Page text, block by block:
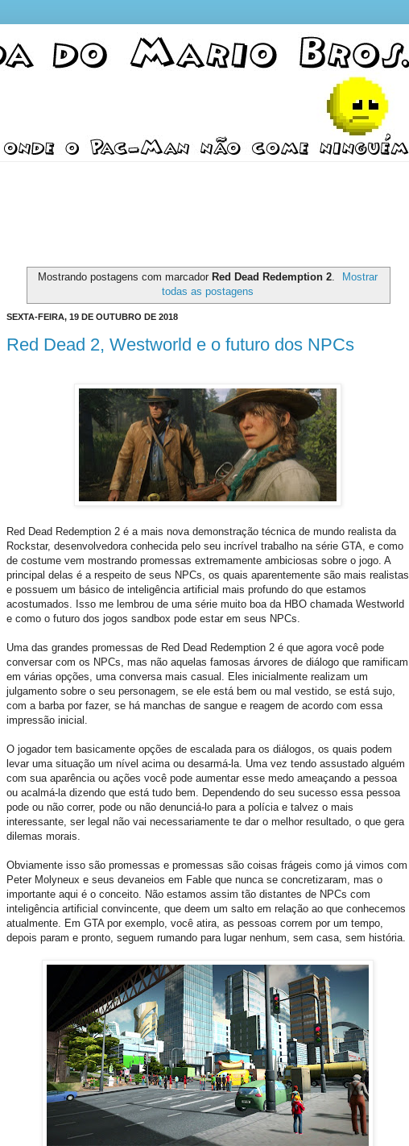
Mostrando postagens com marcador Red Dead Redemption 2.
Mostrar
todas as postagens
SEXTA-FEIRA, 19 DE OUTUBRO DE 2018
Red Dead 2, Westworld e o futuro dos NPCs
Red Dead Redemption 2 é a mais nova demonstração técnica de mundo realista da
Rockstar, desenvolvedora conhecida pelo seu incrível trabalho na série GTA, e como
de costume vem mostrando promessas extremamente ambiciosas sobre o jogo. A
principal delas é a respeito de seus NPCs, os quais aparentemente são mais realistas
e possuem um básico de inteligência artificial mais profundo do que estamos
acostumados. Isso me lembrou de uma série muito boa da HBO chamada Westworld
e como o futuro dos jogos sandbox pode estar em seus NPCs.
Uma das grandes promessas de Red Dead Redemption 2 é que agora você pode
conversar com os NPCs, mas não aquelas famosas árvores de diálogo que ramificam
em várias opções, uma conversa mais casual. Eles inicialmente realizam um
julgamento sobre o seu personagem, se ele está bem ou mal vestido, se está sujo,
com a barba por fazer, se há manchas de sangue e reagem de acordo com essa
impressão inicial.
O jogador tem basicamente opções de escalada para os diálogos, os quais podem
levar uma situação um nível acima ou desarmá-la. Uma vez tendo assustado alguém
com sua aparência ou ações você pode aumentar esse medo ameaçando a pessoa
ou acalmá-la dizendo que está tudo bem. Dependendo do seu sucesso essa pessoa
pode ou não correr, pode ou não denunciá-lo para a polícia e talvez o mais
interessante, ser legal não vai necessariamente te dar o melhor resultado, o que gera
dilemas morais.
Obviamente isso são promessas e promessas são coisas frágeis como já vimos com
Peter Molyneux e seus devaneios em Fable que nunca se concretizaram, mas o
importante aqui é o conceito. Não estamos assim tão distantes de NPCs com
inteligência artificial convincente, que deem um salto em relação ao que conhecemos
atualmente. Em GTA por exemplo, você atira, as pessoas correm por um tempo,
depois param e pronto, seguem rumando para lugar nenhum, sem casa, sem história.